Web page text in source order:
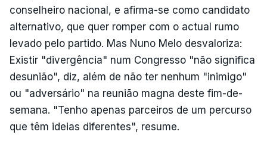
conselheiro nacional, e afirma-se como candidato
alternativo, que quer romper com o actual rumo
levado pelo partido. Mas Nuno Melo desvaloriza:
Existir "divergência" num Congresso "não significa
desunião", diz, além de não ter nenhum "inimigo"
ou "adversário" na reunião magna deste fim-de-
semana. "Tenho apenas parceiros de um percurso
que têm ideias diferentes", resume.